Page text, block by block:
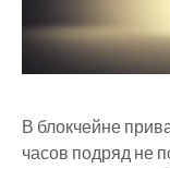
В блокчейне
часов подряд не